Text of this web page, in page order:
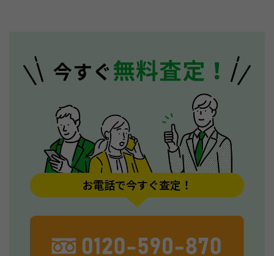
お電話で今すぐ査定！